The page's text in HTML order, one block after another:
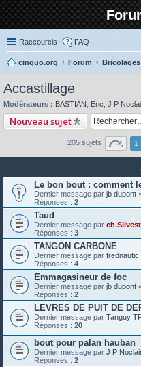
Raccourcis FAQ
cinquo.org Forum Bricolages
Accastillage
Modérateurs : BASTIAN Eric J P
Nouveau sujet
205 sujets 1
Le bon bout : comment
Dernier message par jb dupont
Réponses : 2
Taud
Dernier message par
Réponses : 3
TANGON CARBONE
Dernier message par frednautic
Réponses : 4
Emmagasineur de foc
Dernier message par jb dupont
Réponses : 2
LEVRES DE PUIT DE
Dernier message par Tanguy
Réponses : 20
bout pour palan hauban
Dernier message par J P
Réponses : 2